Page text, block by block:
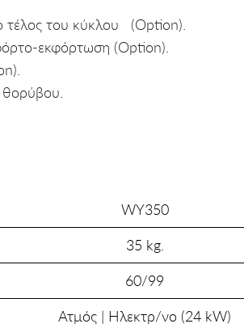
τέλος του κύκλου (Option).
εκφόρτωση (Option).
θορύβου.
WΥ350
35 kg.
60/99
Ατμός | Ηλεκτρ/νο (24 kW)